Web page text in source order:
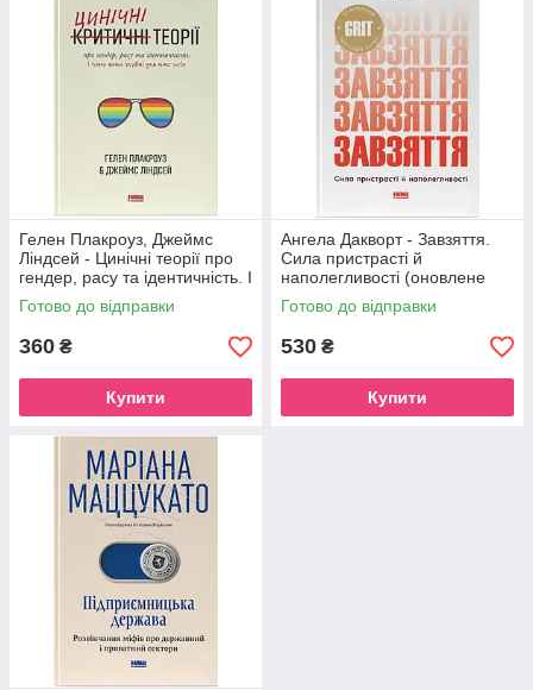
Гелен Плакроуз, Джеймс
Ліндсей - Цинічні теорії про
гендер, расу та ідентичність. І
чому вони згубні для нас усіх
Готово до відправки
360 ₴
Купити
Ангела Дакворт - Завзяття.
Сила пристрасті й
наполегливості (оновлене
видання)
Готово до відправки
530 ₴
Купити